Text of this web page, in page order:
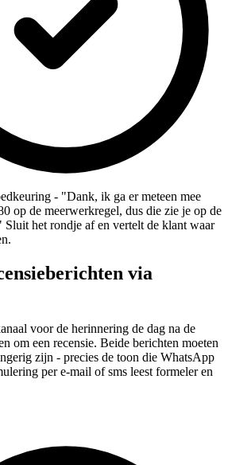
- "Dank, ik ga er meteen mee
op de meerwerkregel, dus die zie je op de
Sluit het rondje af en vertelt de klant waar
via
voor de herinnering de dag na de
om een recensie. Beide berichten moeten
zijn - precies de toon die WhatsApp
per e-mail of sms leest formeler en